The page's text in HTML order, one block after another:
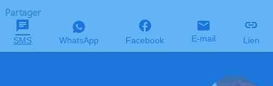
Partager
SMS WhatsApp Facebook E-mail Lien